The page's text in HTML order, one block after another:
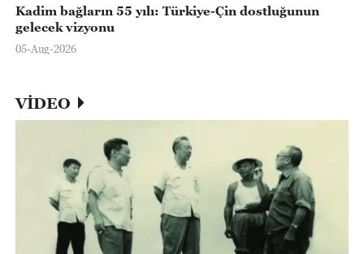
Kadim bağların 55 yılı: Türkiye-Çin dostluğunun
gelecek vizyonu
05-Aug-2026
VİDEO